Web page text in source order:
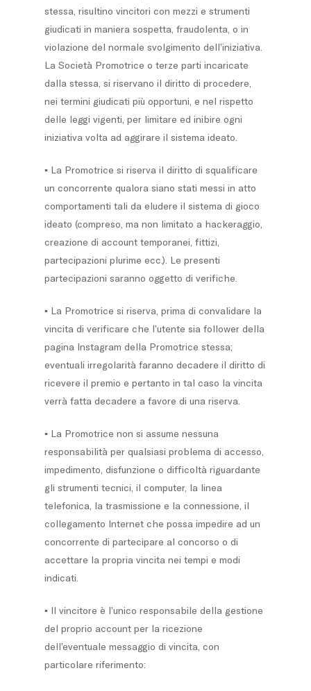
stessa, risultino vincitori con mezzi e strumenti
giudicati in maniera sospetta, fraudolenta, o in
violazione del normale svolgimento dell’iniziativa.
La Società Promotrice o terze parti incaricate
dalla stessa, si riservano il diritto di procedere,
nei termini giudicati più opportuni, e nel rispetto
delle leggi vigenti, per limitare ed inibire ogni
iniziativa volta ad aggirare il sistema ideato.
▪ La Promotrice si riserva il diritto di squalificare
un concorrente qualora siano stati messi in atto
comportamenti tali da eludere il sistema di gioco
ideato (compreso, ma non limitato a hackeraggio,
creazione di account temporanei, fittizi,
partecipazioni plurime ecc.). Le presenti
partecipazioni saranno oggetto di verifiche.
▪ La Promotrice si riserva, prima di convalidare la
vincita di verificare che l’utente sia follower della
pagina Instagram della Promotrice stessa;
eventuali irregolarità faranno decadere il diritto di
ricevere il premio e pertanto in tal caso la vincita
verrà fatta decadere a favore di una riserva.
▪ La Promotrice non si assume nessuna
responsabilità per qualsiasi problema di accesso,
impedimento, disfunzione o difficoltà riguardante
gli strumenti tecnici, il computer, la linea
telefonica, la trasmissione e la connessione, il
collegamento Internet che possa impedire ad un
concorrente di partecipare al concorso o di
accettare la propria vincita nei tempi e modi
indicati.
▪ Il vincitore è l’unico responsabile della gestione
del proprio account per la ricezione
dell’eventuale messaggio di vincita, con
particolare riferimento: